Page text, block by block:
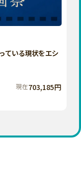
群馬
千葉
神奈川
石川
ている現状をエシ
現在703,185円